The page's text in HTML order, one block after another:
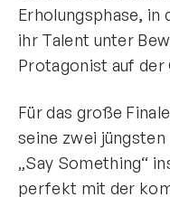
Erholungsphase, in
ihr Talent unter
Protagonist auf
Für das große
seine zwei
„Say Something“
perfekt mit der